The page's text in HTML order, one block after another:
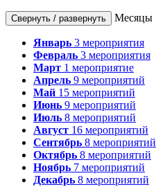
Свернуть / развернуть Месяцы
Январь 3 мероприятия
Февраль 3 мероприятия
Март 1 мероприятие
Апрель 9 мероприятий
Май 15 мероприятий
Июнь 9 мероприятий
Июль 8 мероприятий
Август 16 мероприятий
Сентябрь 8 мероприятий
Октябрь 8 мероприятий
Ноябрь 7 мероприятий
Декабрь 8 мероприятий